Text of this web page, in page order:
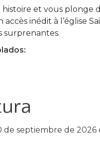
et vous plonge
accès inédit à l’église
surprenantes.
septiembre de 2026